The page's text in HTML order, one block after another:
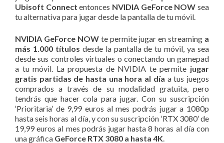
Ubisoft Connect entonces NVIDIA GeForce NOW sea
tu alternativa para jugar desde la pantalla de tu móvil.
NVIDIA GeForce NOWte permite jugar en streaming a
más 1.000 títulos desde la pantalla de tu móvil, ya sea
desde sus controles virtuales o conectando un gamepad
a tu móvil. La propuesta de NVIDIA te permite jugar
gratis partidas de hasta una hora al día a tus juegos
comprados a través de su modalidad gratuita, pero
tendrás que hacer cola para jugar. Con su suscripción
‘Prioritaria’ de 9,99 euros al mes podrás jugar a 1080p
hasta seis horas al día, y con su suscripción ‘RTX 3080’ de
19,99 euros al mes podrás jugar hasta 8 horas al día con
una gráfica GeForce RTX 3080 a hasta 4K.